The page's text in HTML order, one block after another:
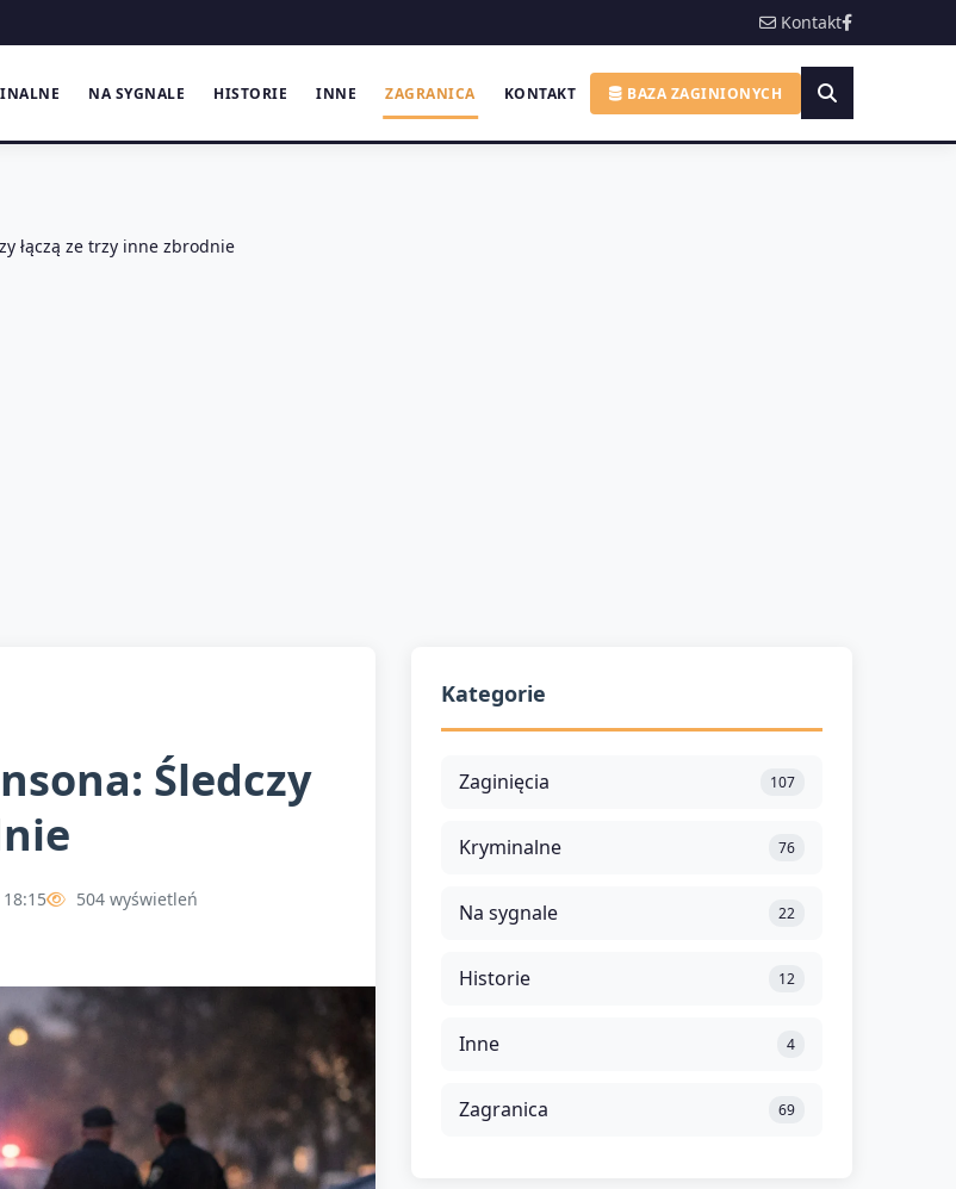
Kontakt
NA SYGNALE HISTORIE INNE ZAGRANICA KONTAKT BAZA ZAGINIONYCH
łączą ze trzy inne zbrodnie
Śledczy
504 wyświetleń
Kategorie
Zaginięcia 107
Kryminalne 76
Na sygnale 22
Historie 12
Inne 4
Zagranica 69